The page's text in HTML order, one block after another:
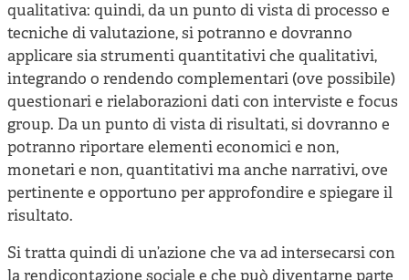
qualitativa: quindi, da un punto di vista di processo e
tecniche di valutazione, si potranno e dovranno
applicare sia strumenti quantitativi che qualitativi,
integrando o rendendo complementari (ove possibile)
questionari e rielaborazioni dati con interviste e focus
group. Da un punto di vista di risultati, si dovranno e
potranno riportare elementi economici e non,
monetari e non, quantitativi ma anche narrativi, ove
pertinente e opportuno per approfondire e spiegare il
risultato.
Si tratta quindi di un’azione che va ad intersecarsi con